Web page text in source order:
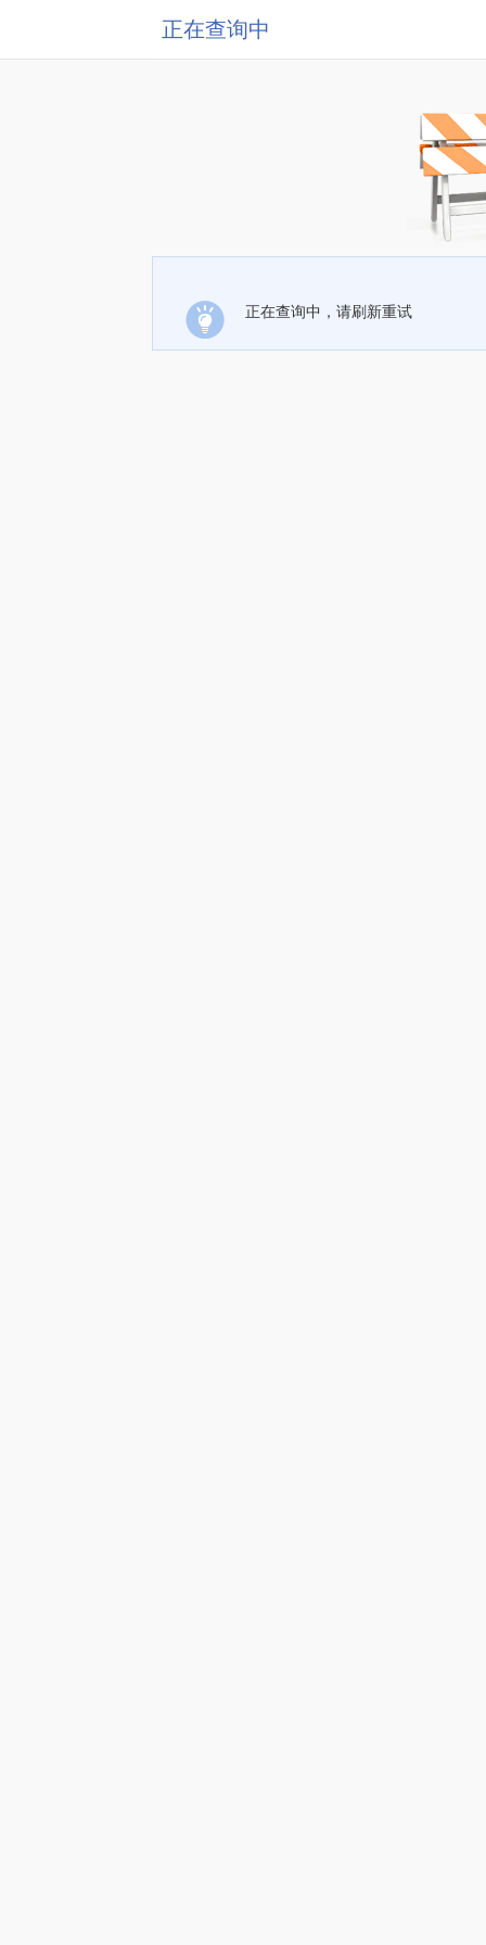
正在查询中
正在查询中，请刷新重试